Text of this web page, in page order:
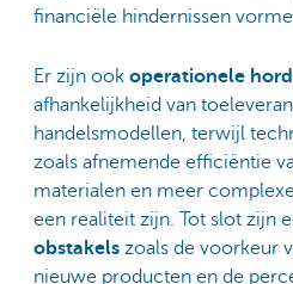
financiële hindernissen
Er zijn ook operationele
afhankelijkheid van
handelsmodellen, terwijl
zoals afnemende efficiëntie
materialen en meer
een realiteit zijn. Tot slot zijn
obstakels zoals de voorkeur
nieuwe producten en de